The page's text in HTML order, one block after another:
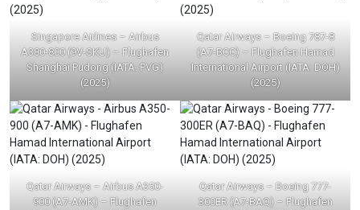
Singapore Airlines – Airbus
A380-800 (9V-SKU) – Flughafen
Shanghai Pudong (IATA: PVG)
(2025)
Qatar Airways – Boeing 787-8
(A7-BCC) – Flughafen Hamad
International Airport (IATA: DOH)
(2025)
Qatar Airways – Airbus A350-
900 (A7-AMK) – Flughafen
Qatar Airways – Boeing 777-
300ER (A7-BAQ) – Flughafen